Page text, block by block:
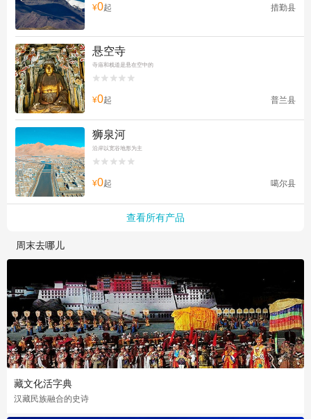
¥0起 措勤县
悬空寺
寺庙和栈道是悬在空中的


¥0起 普兰县
狮泉河
沿岸以宽谷地形为主


¥0起 噶尔县
查看所有产品
周末去哪儿
藏文化活字典
汉藏民族融合的史诗